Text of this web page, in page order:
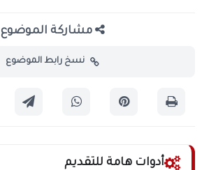
مشاركة الموضوع
نسخ رابط الموضوع
أدوات هامة للتقديم